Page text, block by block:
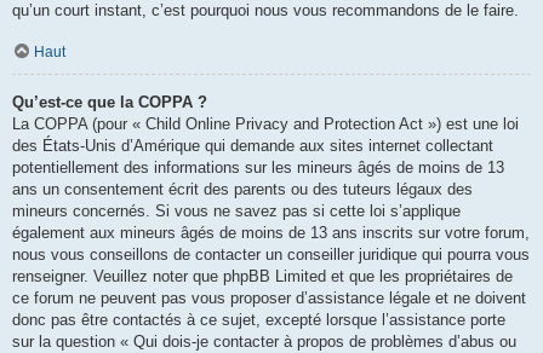
qu’un court instant, c’est pourquoi nous vous recommandons de le faire.
Haut
Qu’est-ce que la COPPA ?
La COPPA (pour « Child Online Privacy and Protection Act ») est une loi
des États-Unis d’Amérique qui demande aux sites internet collectant
potentiellement des informations sur les mineurs âgés de moins de 13
ans un consentement écrit des parents ou des tuteurs légaux des
mineurs concernés. Si vous ne savez pas si cette loi s’applique
également aux mineurs âgés de moins de 13 ans inscrits sur votre forum,
nous vous conseillons de contacter un conseiller juridique qui pourra vous
renseigner. Veuillez noter que phpBB Limited et que les propriétaires de
ce forum ne peuvent pas vous proposer d’assistance légale et ne doivent
donc pas être contactés à ce sujet, excepté lorsque l’assistance porte
sur la question « Qui dois-je contacter à propos de problèmes d’abus ou